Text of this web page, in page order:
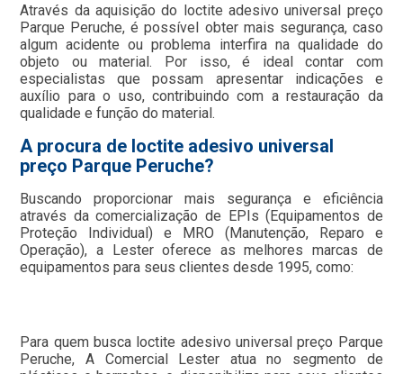
Através da aquisição do loctite adesivo universal preço
Parque Peruche, é possível obter mais segurança, caso
algum acidente ou problema interfira na qualidade do
objeto ou material. Por isso, é ideal contar com
especialistas que possam apresentar indicações e
auxílio para o uso, contribuindo com a restauração da
qualidade e função do material.
A procura de loctite adesivo universal
preço Parque Peruche?
Buscando proporcionar mais segurança e eficiência
através da comercialização de EPIs (Equipamentos de
Proteção Individual) e MRO (Manutenção, Reparo e
Operação), a Lester oferece as melhores marcas de
equipamentos para seus clientes desde 1995, como:
Para quem busca loctite adesivo universal preço Parque
Peruche, A Comercial Lester atua no segmento de